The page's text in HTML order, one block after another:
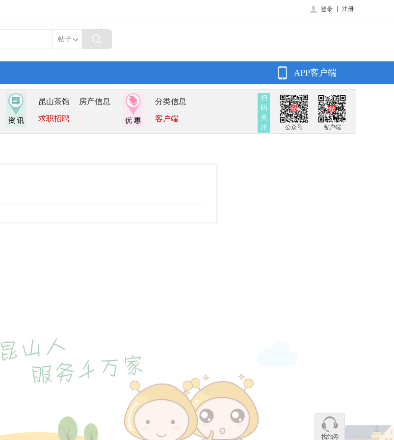
登录 注册
帖子
APP客户端
昆山茶馆 房产信息
求职招聘
分类信息
客户端
扫
码
关
注
公众号 客户端